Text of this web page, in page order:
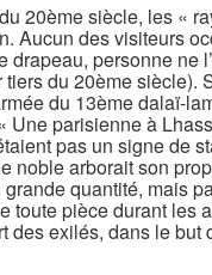
20ème siècle, les «
Aucun des visiteurs
personne ne
du 20ème siècle).
du 13ème dalaï-
Une parisienne à
pas un signe de
noble arborait son
quantité, mais
toute pièce durant les
des exilés, dans le